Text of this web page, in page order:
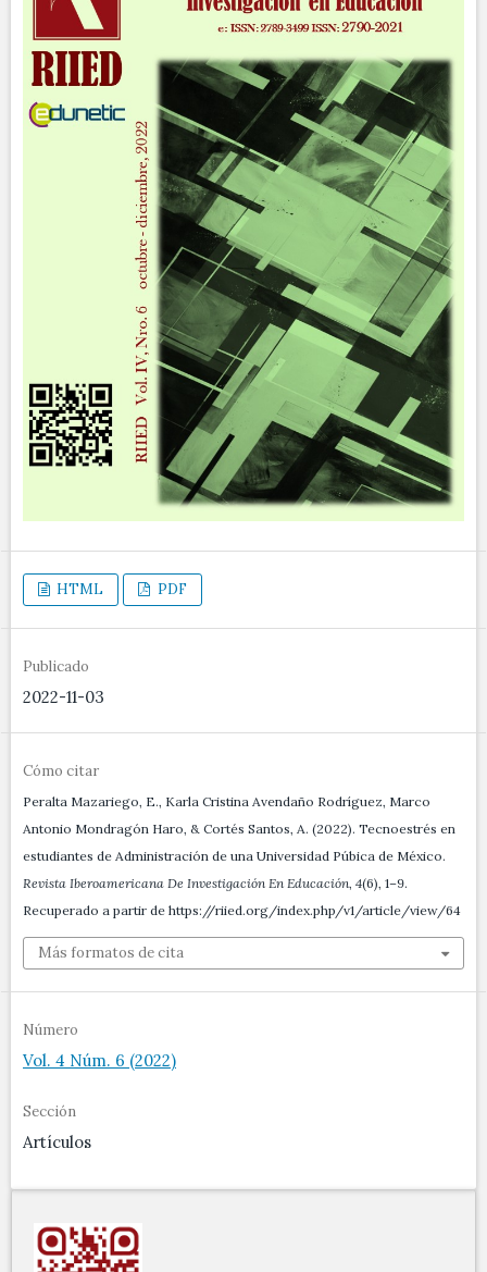
HTML PDF
Publicado
2022-11-03
Cómo citar
Peralta Mazariego, E., Karla Cristina Avendaño Rodríguez, Marco
Antonio Mondragón Haro, & Cortés Santos, A. (2022). Tecnoestrés en
estudiantes de Administración de una Universidad Púbica de México.
Revista Iberoamericana De Investigación En Educación, 4(6), 1–9.
Recuperado a partir de https://riied.org/index.php/v1/article/view/64
Más formatos de cita
Número
Vol. 4 Núm. 6 (2022)
Sección
Artículos